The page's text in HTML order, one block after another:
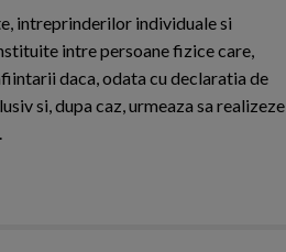
intreprinderilor individuale si
intre persoane fizice care,
daca, odata cu declaratia de
si, dupa caz, urmeaza sa realizeze